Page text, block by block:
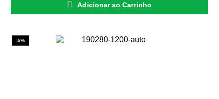
Adicionar ao Carrinho
-5%